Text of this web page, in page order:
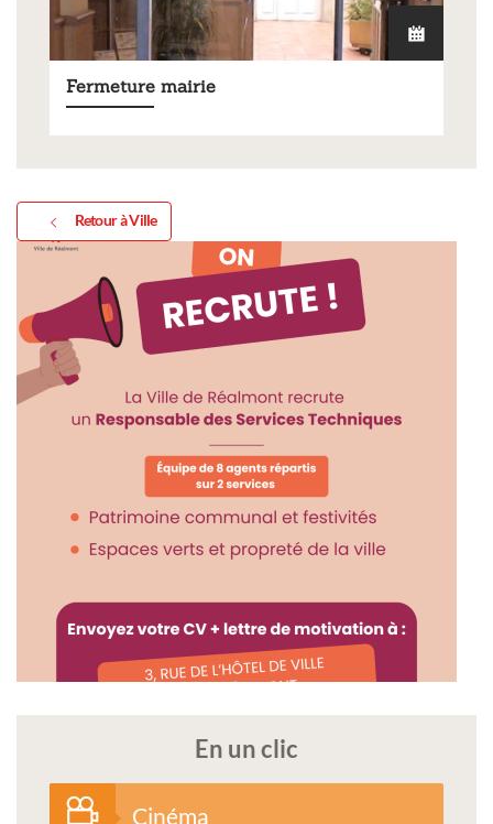
Fermeture mairie
Retour à Ville
En un clic
Cinéma